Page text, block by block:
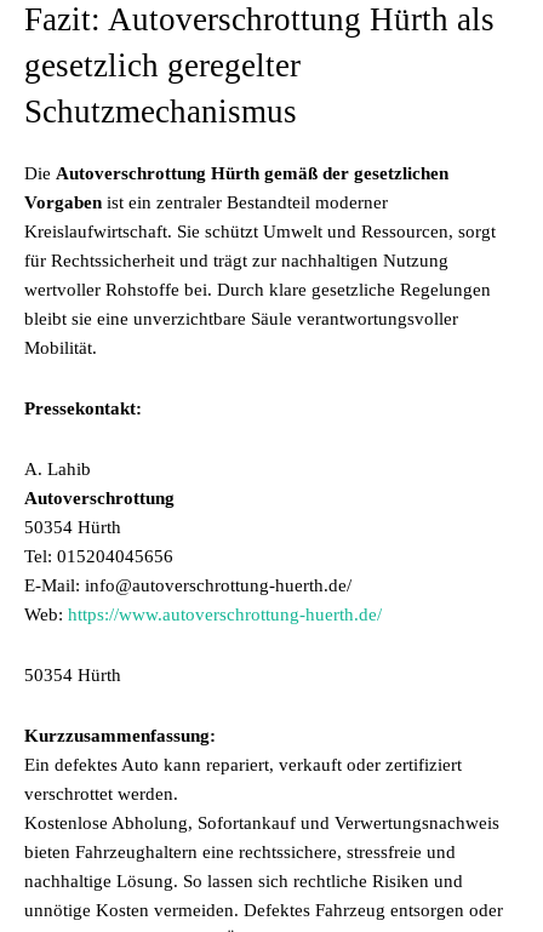
Fazit: Autoverschrottung Hürth als
gesetzlich geregelter
Schutzmechanismus
Die Autoverschrottung Hürth gemäß der gesetzlichen
Vorgaben ist ein zentraler Bestandteil moderner
Kreislaufwirtschaft. Sie schützt Umwelt und Ressourcen, sorgt
für Rechtssicherheit und trägt zur nachhaltigen Nutzung
wertvoller Rohstoffe bei. Durch klare gesetzliche Regelungen
bleibt sie eine unverzichtbare Säule verantwortungsvoller
Mobilität.
Pressekontakt:
A. Lahib
Autoverschrottung
50354 Hürth
Tel: 015204045656
E-Mail: info@autoverschrottung-huerth.de/
Web: https://www.autoverschrottung-huerth.de/
50354 Hürth
Kurzzusammenfassung:
Ein defektes Auto kann repariert, verkauft oder zertifiziert
verschrottet werden.
Kostenlose Abholung, Sofortankauf und Verwertungsnachweis
bieten Fahrzeughaltern eine rechtssichere, stressfreie und
nachhaltige Lösung. So lassen sich rechtliche Risiken und
unnötige Kosten vermeiden. Defektes Fahrzeug entsorgen oder